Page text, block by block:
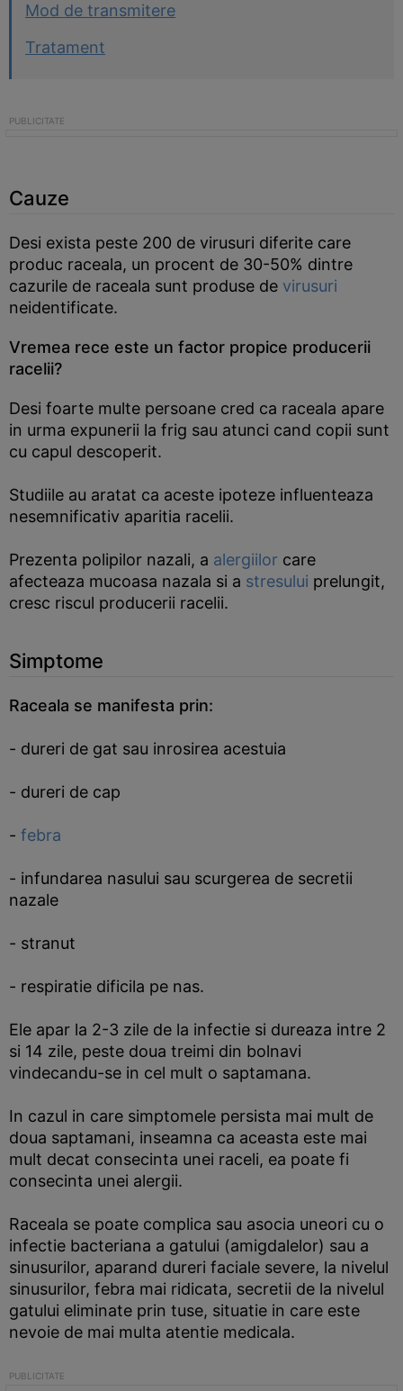
Mod de transmitere
Tratament
Cauze
Desi exista peste 200 de virusuri diferite care
produc raceala, un procent de 30-50% dintre
cazurile de raceala sunt produse de virusuri
neidentificate.
Vremea rece este un factor propice producerii
racelii?
Desi foarte multe persoane cred ca raceala apare
in urma expunerii la frig sau atunci cand copii sunt
cu capul descoperit.
Studiile au aratat ca aceste ipoteze influenteaza
nesemnificativ aparitia racelii.
Prezenta polipilor nazali, a alergiilor care
afecteaza mucoasa nazala si a stresului prelungit,
cresc riscul producerii racelii.
Simptome
Raceala se manifesta prin:
- dureri de gat sau inrosirea acestuia
- dureri de cap
- febra
- infundarea nasului sau scurgerea de secretii
nazale
- stranut
- respiratie dificila pe nas.
Ele apar la 2-3 zile de la infectie si dureaza intre 2
si 14 zile, peste doua treimi din bolnavi
vindecandu-se in cel mult o saptamana.
In cazul in care simptomele persista mai mult de
doua saptamani, inseamna ca aceasta este mai
mult decat consecinta unei raceli, ea poate fi
consecinta unei alergii.
Raceala se poate complica sau asocia uneori cu o
infectie bacteriana a gatului (amigdalelor) sau a
sinusurilor, aparand dureri faciale severe, la nivelul
sinusurilor, febra mai ridicata, secretii de la nivelul
gatului eliminate prin tuse, situatie in care este
nevoie de mai multa atentie medicala.